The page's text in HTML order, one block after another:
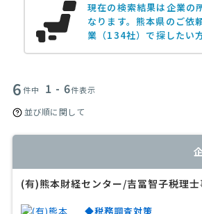
現在の検索結果は企業の
なります。熊本県のご依
業（134社）で探したい
6件中 1 - 6件表示
並び順に関して
(有)熊本財経センター/吉冨智子税理士
◆税務調査対策